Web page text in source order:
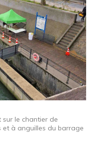
sur le chantier de
à anguilles du barrage